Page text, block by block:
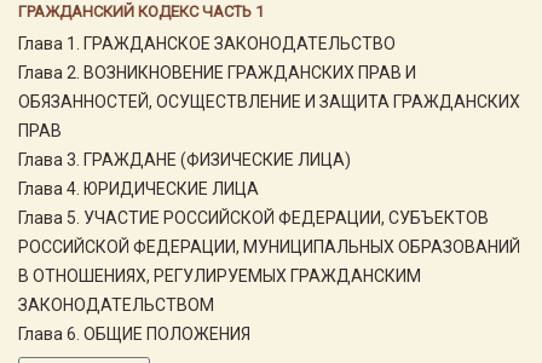
ГРАЖДАНСКИЙ КОДЕКС ЧАСТЬ 1
Глава 1. ГРАЖДАНСКОЕ ЗАКОНОДАТЕЛЬСТВО
Глава 2. ВОЗНИКНОВЕНИЕ ГРАЖДАНСКИХ ПРАВ И
ОБЯЗАННОСТЕЙ, ОСУЩЕСТВЛЕНИЕ И ЗАЩИТА ГРАЖДАНСКИХ
ПРАВ
Глава 3. ГРАЖДАНЕ (ФИЗИЧЕСКИЕ ЛИЦА)
Глава 4. ЮРИДИЧЕСКИЕ ЛИЦА
Глава 5. УЧАСТИЕ РОССИЙСКОЙ ФЕДЕРАЦИИ, СУБЪЕКТОВ
РОССИЙСКОЙ ФЕДЕРАЦИИ, МУНИЦИПАЛЬНЫХ ОБРАЗОВАНИЙ
В ОТНОШЕНИЯХ, РЕГУЛИРУЕМЫХ ГРАЖДАНСКИМ
ЗАКОНОДАТЕЛЬСТВОМ
Глава 6. ОБЩИЕ ПОЛОЖЕНИЯ